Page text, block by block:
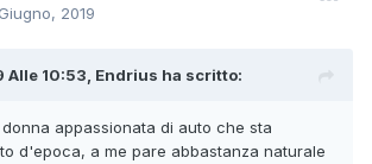
2019
Alle 10:53, Endrius ha scritto:
appassionata di auto che sta
d'epoca, a me pare abbastanza naturale